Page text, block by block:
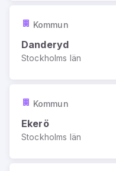
Kommun
Danderyd
Stockholms län
Kommun
Ekerö
Stockholms län